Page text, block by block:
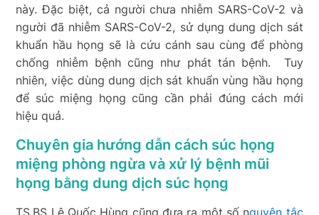
này. Đặc biệt, cả người chưa nhiễm SARS-CoV-2 và
người đã nhiễm SARS-CoV-2, sử dụng dung dịch sát
khuẩn hầu họng sẽ là cứu cánh sau cùng để phòng
chống nhiễm bệnh cũng như phát tán bệnh.
Tuy
nhiên, việc dùng dung dịch sát khuẩn vùng hầu họng
để súc miệng họng cũng cần phải đúng cách mới
hiệu quả.
Chuyên gia hướng dẫn cách súc họng
miệng phòng ngừa và xử lý bệnh mũi
họng bằng dung dịch súc họng